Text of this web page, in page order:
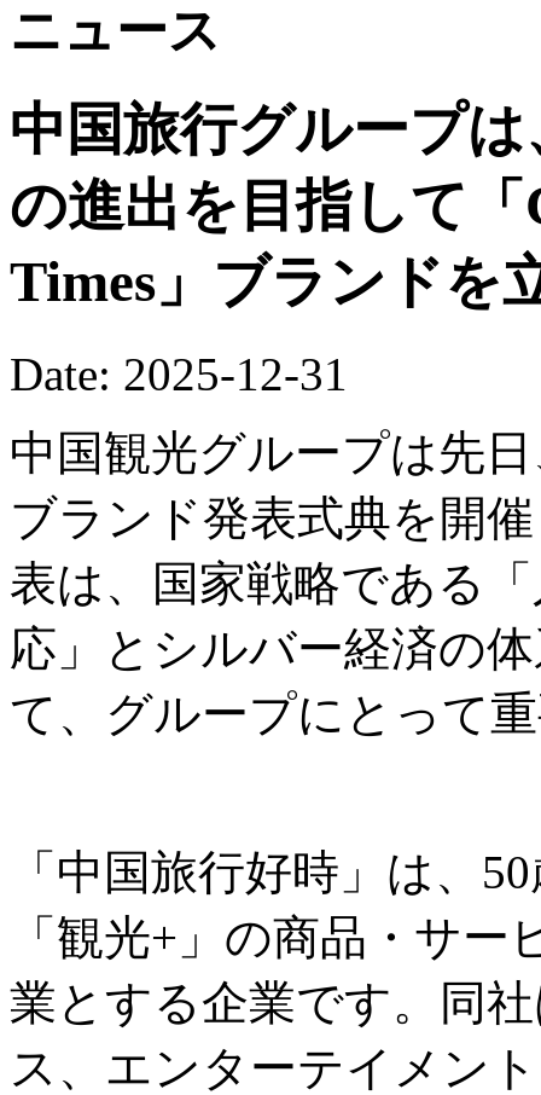
ニュース
中国旅行グループ
の進出を目指して
Times」ブランドを
Date: 2025-12-31
中国観光グループは先
ブランド発表式典を開
表は、国家戦略である
応」とシルバー経済の
て、グループにとって
「中国旅行好時」は、
「観光+」の商品・サ
業とする企業です。同
ス、エンターテイメン